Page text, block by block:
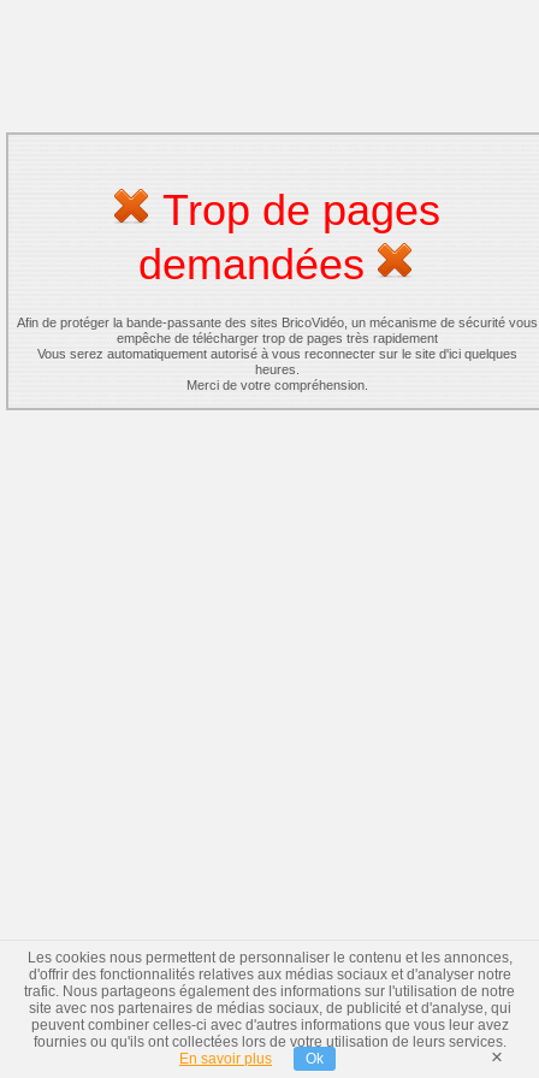
Trop de pages
demandées
Afin de protéger la bande-passante des sites BricoVidéo, un mécanisme de sécurité vous
empêche de télécharger trop de pages très rapidement
Vous serez automatiquement autorisé à vous reconnecter sur le site d'ici quelques
heures.
Merci de votre compréhension.
Les cookies nous permettent de personnaliser le contenu et les annonces,
d'offrir des fonctionnalités relatives aux médias sociaux et d'analyser notre
trafic. Nous partageons également des informations sur l'utilisation de notre
site avec nos partenaires de médias sociaux, de publicité et d'analyse, qui
peuvent combiner celles-ci avec d'autres informations que vous leur avez
fournies ou qu'ils ont collectées lors de votre utilisation de leurs services.
En savoir plus
Ok ×